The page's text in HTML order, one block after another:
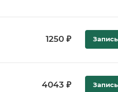
1250 ₽
4043 ₽